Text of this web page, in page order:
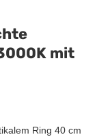
mit
Ring 40 cm